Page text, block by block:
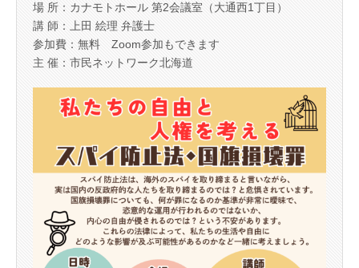
場 所：カナモトホール 第2会議室（大通西1丁目）
講 師：上田 絵理 弁護士
参加費：無料 Zoom参加もできます
主 催：市民ネットワーク北海道